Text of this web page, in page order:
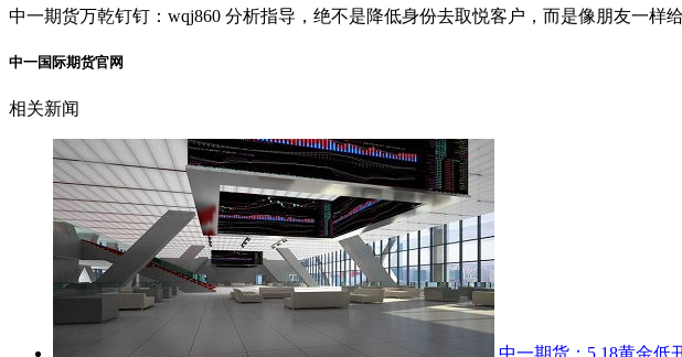
中一期货万乾钉钉：wqj860 分析指导，绝不是降低身份去取悦客户，而是像朋友一样
中一国际期货官网
相关新闻
中一期货：5.18黄金低